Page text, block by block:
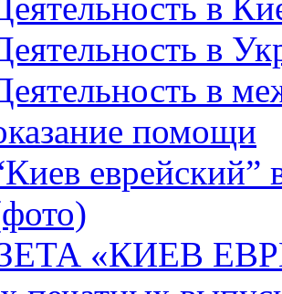
в
в
помощи
еврейский”
«КИЕВ